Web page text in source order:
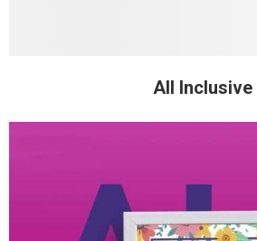
All Inclusive